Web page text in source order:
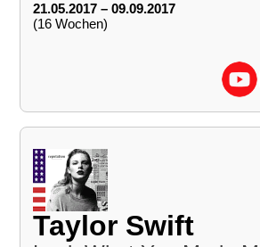
21.05.2017 – 09.09.2017
(16 Wochen)
Taylor Swift